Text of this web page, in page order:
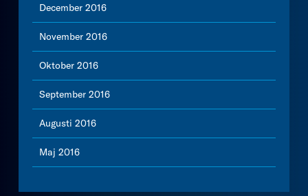
December 2016
November 2016
Oktober 2016
September 2016
Augusti 2016
Maj 2016